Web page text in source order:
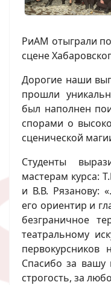
РиАМ отыграли
сцене
Дорогие наши
прошли
был наполнен
спорами о
сценической
Студенты
мастерам курса:
и В.В. Рязанову:
его ориентир и
безграничное
театральному
первокурсников
Спасибо за вашу
строгость, за